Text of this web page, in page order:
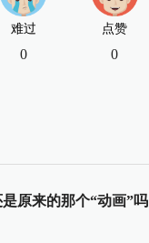
难过
0
点赞
0
原来的那个“动画”吗